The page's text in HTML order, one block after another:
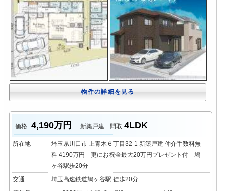
物件の詳細を見る
価格 4,190万円 新築戸建 間取 4LDK
所在地
埼玉県川口市 上青木６丁目32-1 新築戸建 仲介手数料無
料 4190万円 更にお祝金最大20万円プレゼント付 鳩
ヶ谷駅歩20分
交通
埼玉高速鉄道鳩ヶ谷駅 徒歩20分